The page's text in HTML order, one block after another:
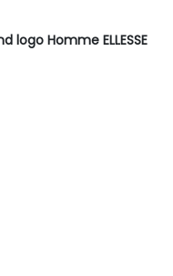
Homme ELLESSE